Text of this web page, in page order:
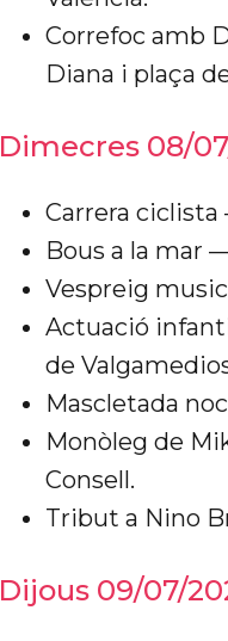
Correfoc amb
Diana i plaça
Dimecres 08/
Carrera
Bous a la mar
Vespreig
Actuació
de
Mascletada
Monòleg de
Consell.
Tribut a Nino
Dijous 09/07/